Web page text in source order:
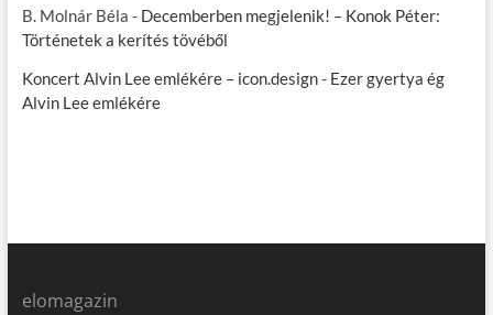
B. Molnár Béla - Decemberben megjelenik! – Konok Péter:
Történetek a kerítés tövéből
Koncert Alvin Lee emlékére – icon.design- Ezer gyertya ég
Alvin Lee emlékére
elomagazin